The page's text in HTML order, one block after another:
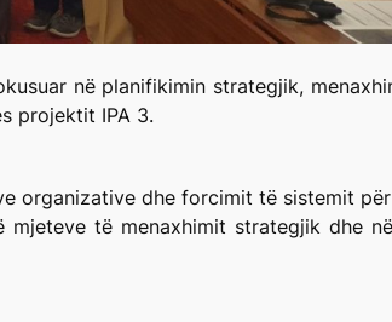
në planifikimin strategjik,
projektit IPA 3.
organizative dhe forcimit të sistemit
të menaxhimit strategjik dhe